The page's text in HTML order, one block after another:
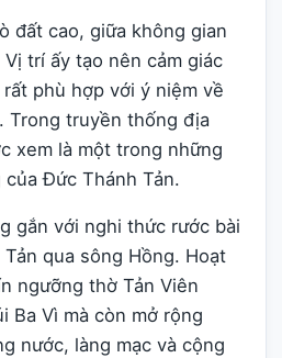
đất cao, giữa không gian
trí ấy tạo nên cảm giác
phù hợp với ý niệm về
Trong truyền thống địa
xem là một trong những
Đức Thánh Tản.
gắn với nghi thức rước bài
qua sông Hồng. Hoạt
ngưỡng thờ Tản Viên
Ba Vì mà còn mở rộng
nước, làng mạc và cộng